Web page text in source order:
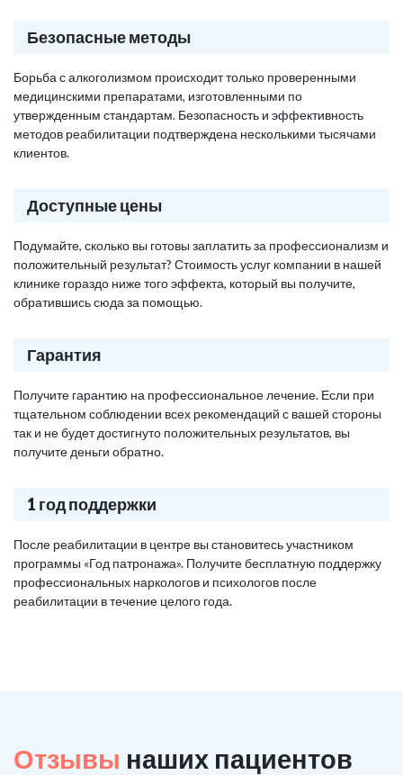
Безопасные методы
Борьба с алкоголизмом происходит только проверенными
медицинскими препаратами, изготовленными по
утвержденным стандартам. Безопасность и эффективность
методов реабилитации подтверждена несколькими тысячами
клиентов.
Доступные цены
Подумайте, сколько вы готовы заплатить за профессионализм и
положительный результат? Стоимость услуг компании в нашей
клинике гораздо ниже того эффекта, который вы получите,
обратившись сюда за помощью.
Гарантия
Получите гарантию на профессиональное лечение. Если при
тщательном соблюдении всех рекомендаций с вашей стороны
так и не будет достигнуто положительных результатов, вы
получите деньги обратно.
1 год поддержки
После реабилитации в центре вы становитесь участником
программы «Год патронажа». Получите бесплатную поддержку
профессиональных наркологов и психологов после
реабилитации в течение целого года.
Отзывы наших пациентов